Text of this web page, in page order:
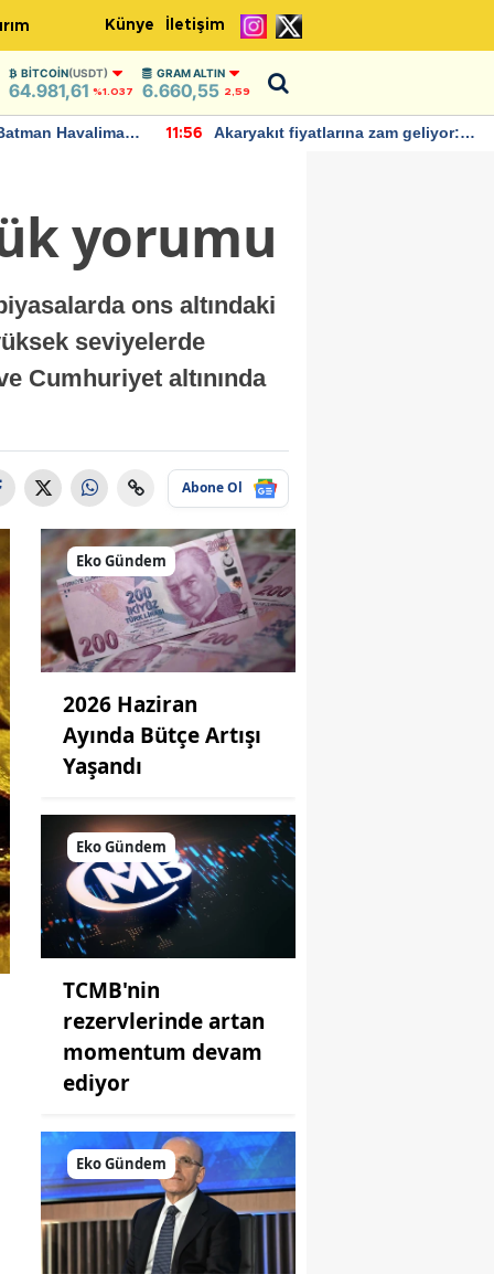
Künye İletişim
BITCOIN(USDT)
64.981,61 %1.037
GRAM ALTIN
6.660,55 2,59
Havalimanı
11:56
Akaryakıt fiyatlarına zam geliyor:
yorumu
ons altındaki
seviyelerde
Cumhuriyet altınında
Abone Ol
Eko Gündem
2026 Haziran
Ayında Bütçe Artışı
Yaşandı
Eko Gündem
TCMB'nin
rezervlerinde artan
momentum devam
ediyor
Eko Gündem